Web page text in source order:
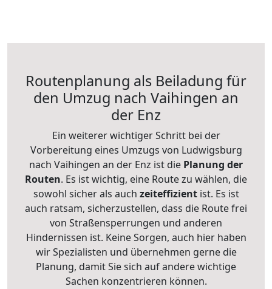
Routenplanung als Beiladung für
den Umzug nach Vaihingen an
der Enz
Ein weiterer wichtiger Schritt bei der
Vorbereitung eines Umzugs von Ludwigsburg
nach Vaihingen an der Enz ist die Planung der
Routen. Es ist wichtig, eine Route zu wählen, die
sowohl sicher als auch zeiteffizientist. Es ist
auch ratsam, sicherzustellen, dass die Route frei
von Straßensperrungen und anderen
Hindernissen ist. Keine Sorgen, auch hier haben
wir Spezialisten und übernehmen gerne die
Planung, damit Sie sich auf andere wichtige
Sachen konzentrieren können.